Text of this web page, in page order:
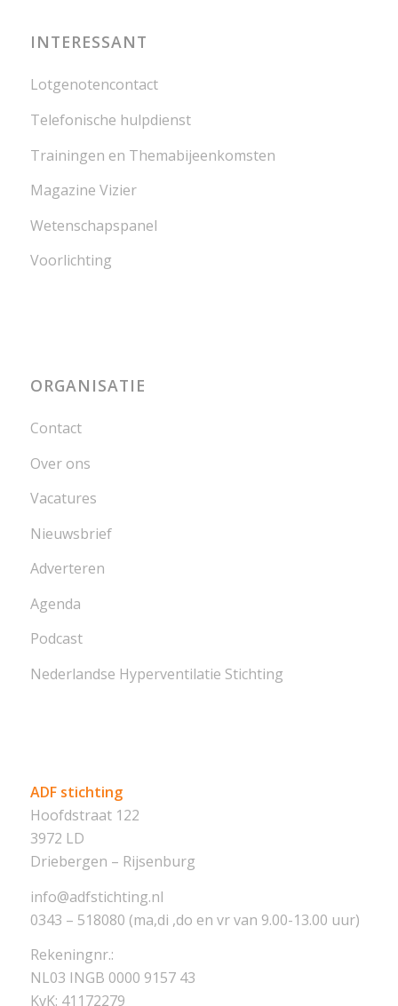
INTERESSANT
Lotgenotencontact
Telefonische hulpdienst
Trainingen en Themabijeenkomsten
Magazine Vizier
Wetenschapspanel
Voorlichting
ORGANISATIE
Contact
Over ons
Vacatures
Nieuwsbrief
Adverteren
Agenda
Podcast
Nederlandse Hyperventilatie Stichting
ADF stichting
Hoofdstraat 122
3972 LD
Driebergen – Rijsenburg
info@adfstichting.nl
0343 – 518080 (ma,di ,do en vr van 9.00-13.00 uur)
Rekeningnr.:
NL03 INGB 0000 9157 43
KvK: 41172279